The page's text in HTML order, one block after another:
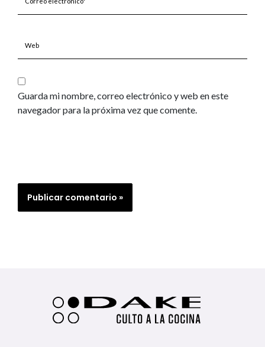
electrónico*
Guarda mi nombre, correo electrónico y web en este
navegador para la próxima vez que comente.